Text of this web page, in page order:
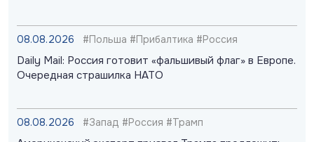
08.08.2026 #Польша #Прибалтика #Россия
Daily Mail: Россия готовит «фальшивый флаг» в Европе.
Очередная страшилка НАТО
08.08.2026 #Запад #Россия #Трамп